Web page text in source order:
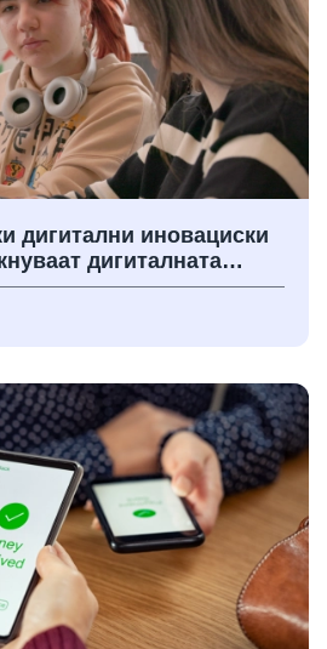
дигитални иновациски
дигиталната…